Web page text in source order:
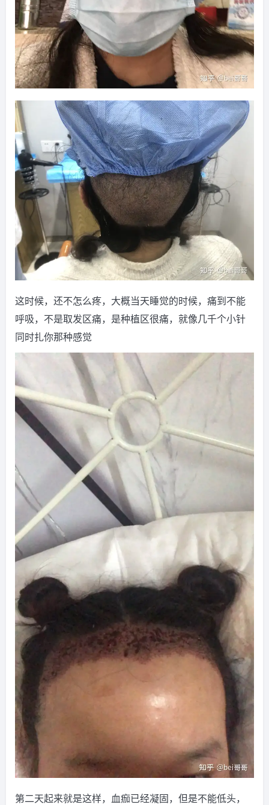
这时候，还不怎么疼，大概当天睡觉的时候，痛到不能
呼吸，不是取发区痛，是种植区很痛，就像几千个小针
同时扎你那种感觉
第二天起来就是这样，血痂已经凝固，但是不能低头，